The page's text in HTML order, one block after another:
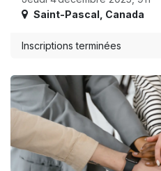
Saint-Pascal Canada
Inscriptions terminées